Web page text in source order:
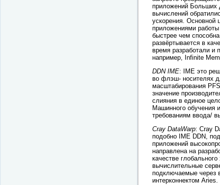
приложений Больших
вычислений
ускорения. Основной
приложениями
быстрее чем
развёртывается в
время разработали и
например, Infinite
DDN IME: IME это
во флэш- носителях
масштабирования
значение
слияния в единое
Машинного обучения
требованиям ввода/
Cray DataWarp: Cray
подобно IME DDN,
приложений
направлена на
качестве
вычислительные
подключаемые через
интерконнектом Aries.